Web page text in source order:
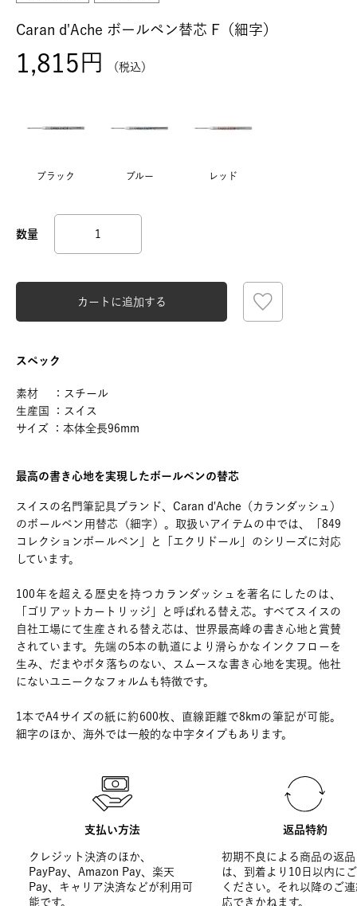
Caran d'Ache ボールペン替芯 F（細字）
1,815 税込
ブラック ブルー レッド
カートに追加する
スペック
素材 ：スチール
生産国 ：スイス
サイズ ：本体全長96mm
最高の書き心地を実現したボールペンの替芯
スイスの名門筆記具ブランド、Caran d'Ache（カランダッシュ）
のボールペン用替芯（細字）。取扱いアイテムの中では、「849
コレクションボールペン」と「エクリドール」のシリーズに対応
しています。
100年を超える歴史を持つカランダッシュを著名にしたのは、
「ゴリアットカートリッジ」と呼ばれる替え芯。すべてスイスの
自社工場にて生産される替え芯は、世界最高峰の書き心地と賞賛
されています。先端の5本の軌道により滑らかなインクフローを
生み、だまやボタ落ちのない、スムースな書き心地を実現。他社
にないユニークなフォルムも特徴です。
1本でA4サイズの紙に約600枚、直線距離で8kmの筆記が可能。
細字のほか、海外では一般的な中字タイプもあります。
支払い方法
クレジット決済のほか、
PayPay、Amazon Pay、楽天
Pay、キャリア決済などが利用可
能です。
返品特約
初期不良による商品の返
は、到着より10日以内に
ください。それ以降のご
応できかねます。